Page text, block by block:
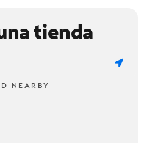
tienda
NEARBY